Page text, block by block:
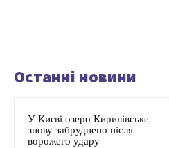
Останні новини
У Києві озеро Кирилівське
знову забруднено після
ворожего удару